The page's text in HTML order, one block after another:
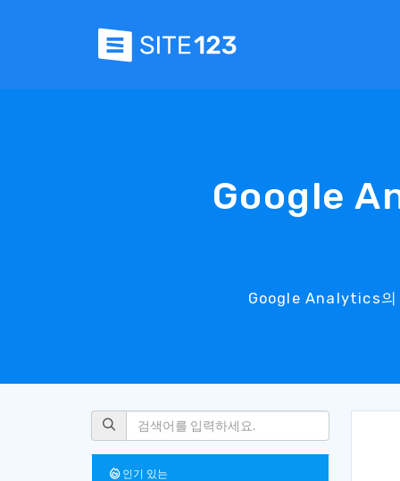
Google
Google Analytics의
인기 있는